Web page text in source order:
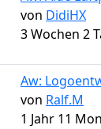
von DidiHX
3 Wochen 2
Aw:
von Ralf.M
1 Jahr 11